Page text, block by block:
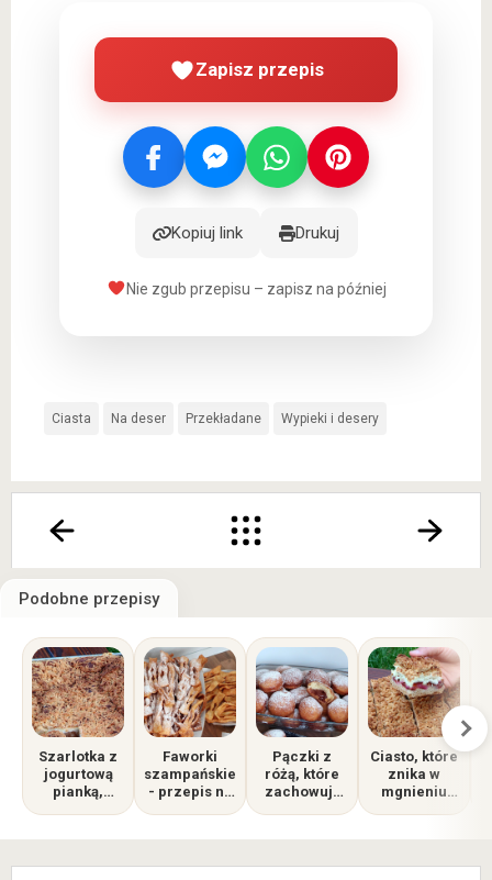
Zapisz przepis
Kopiuj link Drukuj
Nie zgub przepisu – zapisz na później
Ciasta Na deser Przekładane Wypieki i desery
Podobne przepisy
Szarlotka z
jogurtową
pianką,
pory piekłam
Faworki
szampańskie
- przepis na
Pączki z
różą, które
zachowują
na dłużej
Ciasto, które
znika w
mgnieniu
kruche ze